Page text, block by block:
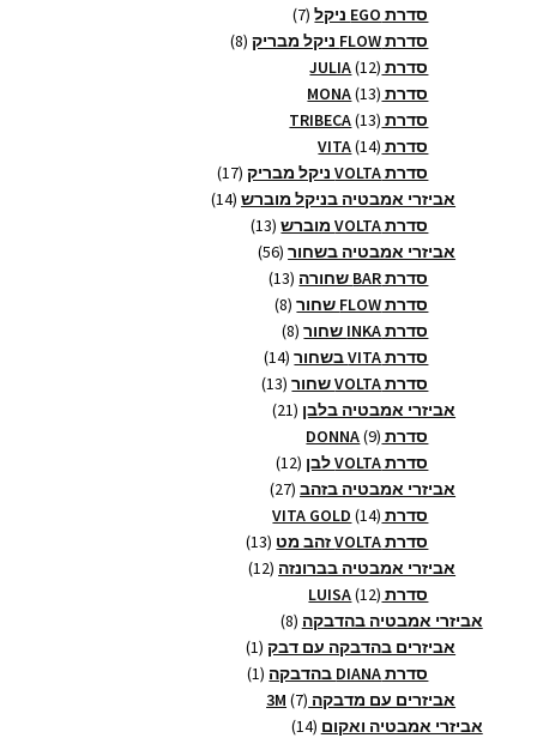
מוצרים סדרת EGO ניקל 7
7
מוצרים
סדרת FLOW ניקל מבריק 8
8
סדרת JULIA 12
12
מוצרים סדרת MONA 13
13
מוצרים סדרת TRIBECA 13
13
מוצרים סדרת VITA 14
14
מוצרים סדרת VOLTA ניקל מבריק 17
17
מוצרים
אביזרי אמבטיה בניקל מוברש 14
14
סדרת VOLTA מוברש 13
13
אביזרי אמבטיה בשחור 56
56
סדרת BAR שחורה 13
13
מוצרים
סדרת FLOW שחור 8
8
סדרת INKA שחור 8
8
מוצרים
סדרת VITA בשחור 14
14
מוצרים
סדרת VOLTA שחור 13
13
אביזרי אמבטיה בלבן 21
21
סדרת DONNA 9
9
מוצרים סדרת VOLTA לבן 12
12
מוצרים
אביזרי אמבטיה בזהב 27
27
מוצרים
סדרת VITA GOLD 14
14
מוצרים סדרת VOLTA זהב מט 13
13
מוצרים
אביזרי אמבטיה בברונזה 12
12
סדרת LUISA 12
12
מוצרים
אביזרי אמבטיה בהדבקה 8
8
מוצריםאביזרים בהדבקה עם דבק 1מוצר
1
סדרת DIANA בהדבקה 1מוצר
אביזרים עם מדבקה 3M 7
7
מוצרים
אביזרי אמבטיה ואקום 14
14